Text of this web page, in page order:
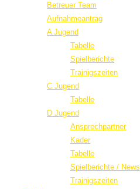
Betreuer Team
Aufnahmeantrag
A Jugend
Tabelle
Spielberichte
Trainigszeiten
C Jugend
Tabelle
D Jugend
Ansprechpartner
Kader
Tabelle
Spielberichte / News
Trainigszeiten